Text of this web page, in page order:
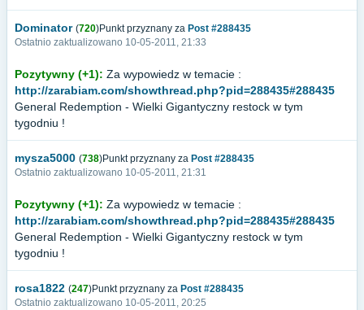
Dominator (720)Punkt przyznany za Post #288435
Ostatnio zaktualizowano 10-05-2011, 21:33
Pozytywny (+1): Za wypowiedz w temacie :
http://zarabiam.com/showthread.php?pid=288435#288435
General Redemption - Wielki Gigantyczny restock w tym
tygodniu !
mysza5000 (738)Punkt przyznany za Post #288435
Ostatnio zaktualizowano 10-05-2011, 21:31
Pozytywny (+1): Za wypowiedz w temacie :
http://zarabiam.com/showthread.php?pid=288435#288435
General Redemption - Wielki Gigantyczny restock w tym
tygodniu !
rosa1822 (247)Punkt przyznany za Post #288435
Ostatnio zaktualizowano 10-05-2011, 20:25